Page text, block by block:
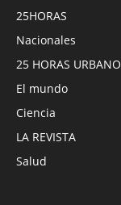
25HORAS
Nacionales
25 HORAS URBANO
El mundo
Ciencia
LA REVISTA
Salud